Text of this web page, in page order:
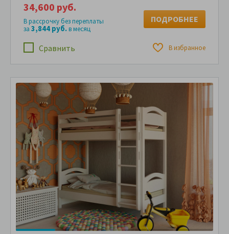
Сравнить В избранное
34,600 руб.
В рассрочку без переплаты
за 3,844 руб.в месяц
ПОДРОБНЕЕ